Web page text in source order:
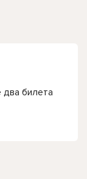
два билета